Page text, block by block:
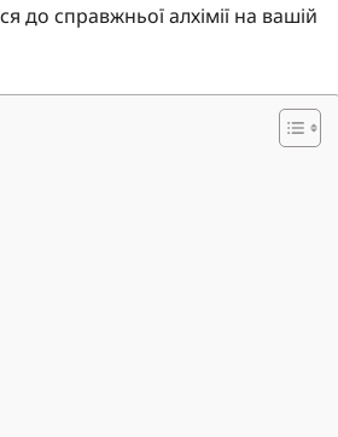
до справжньої алхімії на вашій